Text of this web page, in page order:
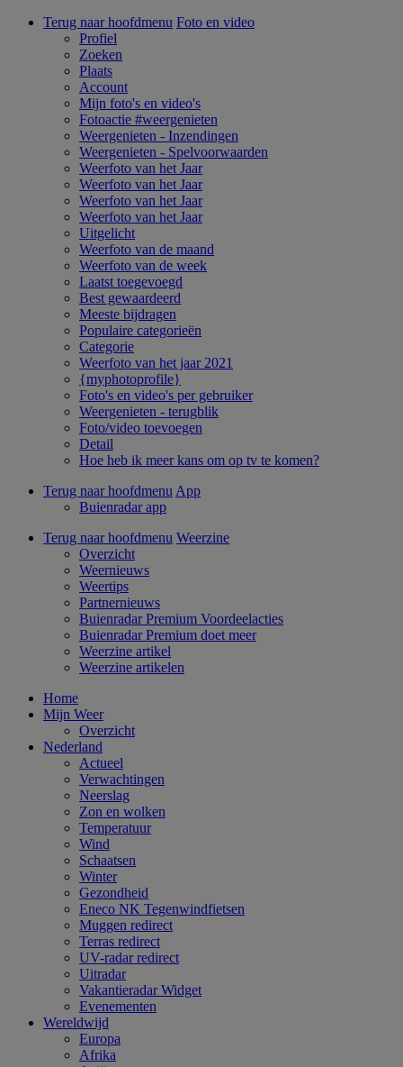
Terug naar hoofdmenu Foto en video
Profiel
Zoeken
Plaats
Account
Mijn foto's en video's
Fotoactie #weergenieten
Weergenieten - Inzendingen
Weergenieten - Spelvoorwaarden
Weerfoto van het Jaar
Weerfoto van het Jaar
Weerfoto van het Jaar
Weerfoto van het Jaar
Uitgelicht
Weerfoto van de maand
Weerfoto van de week
Laatst toegevoegd
Best gewaardeerd
Meeste bijdragen
Populaire categorieën
Categorie
Weerfoto van het jaar 2021
{myphotoprofile}
Foto's en video's per gebruiker
Weergenieten - terugblik
Foto/video toevoegen
Detail
Hoe heb ik meer kans om op tv te komen?
Terug naar hoofdmenu App
Buienradar app
Terug naar hoofdmenu Weerzine
Overzicht
Weernieuws
Weertips
Partnernieuws
Buienradar Premium Voordeelacties
Buienradar Premium doet meer
Weerzine artikel
Weerzine artikelen
Home
Mijn Weer
Overzicht
Nederland
Actueel
Verwachtingen
Neerslag
Zon en wolken
Temperatuur
Wind
Schaatsen
Winter
Gezondheid
Eneco NK Tegenwindfietsen
Muggen redirect
Terras redirect
UV-radar redirect
Uitradar
Vakantieradar Widget
Evenementen
Wereldwijd
Europa
Afrika